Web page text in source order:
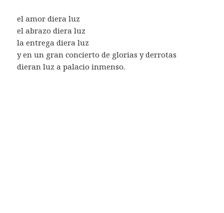
el amor diera luz
el abrazo diera luz
la entrega diera luz
y en un gran concierto de glorias y derrotas
dieran luz a palacio inmenso.